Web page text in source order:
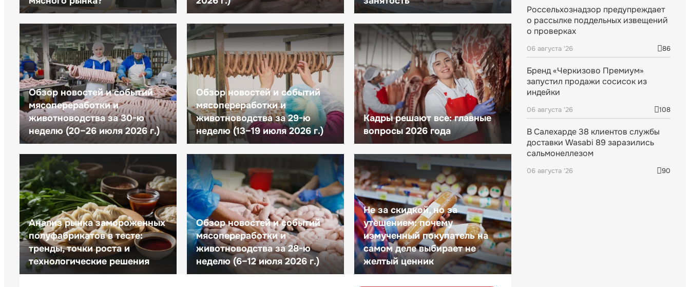
Обзор новостей и событий
мясопереработки и
животноводства за 30-ю
неделю (20–26 июля 2026 г.)
Обзор новостей и событий
мясопереработки и
животноводства за 29-ю
неделю (13–19 июля 2026 г.)
Кадры решают все: главные
вопросы 2026 года
Анализ рынка замороженных
полуфабрикатов в тесте:
тренды, точки роста и
технологические решения
Обзор новостей и событий
мясопереработки и
животноводства за 28-ю
неделю (6–12 июля 2026 г.)
Не за скидкой, но за
утешением: почему
измученный покупатель на
самом деле выбирает не
желтый ценник
Россельхознадзор предупреждает
о рассылке поддельных извещений
о проверках
06 августа '26 86
Бренд «Черкизово Премиум»
запустил продажи сосисок из
индейки
06 августа '26 108
В Салехарде 38 клиентов службы
доставки Wasabi 89 заразились
сальмонеллезом
06 августа '26 90